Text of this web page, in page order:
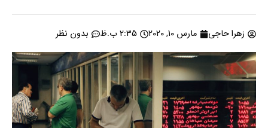
زهرا حاجی مارس 10, 2020 2:35 ب.ظ بدون نظر